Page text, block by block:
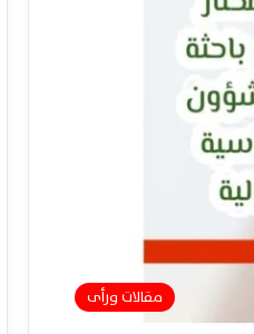
مقالات ورأى